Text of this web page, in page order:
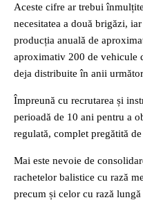
Aceste cifre ar trebui
necesitatea a două brigăzi,
producția anuală de
aproximativ 200 de vehicule
deja distribuite în anii
Împreună cu recrutarea și
perioadă de 10 ani pentru a
regulată, complet pregătită
Mai este nevoie de
rachetelor balistice cu rază
precum și celor cu rază lungă